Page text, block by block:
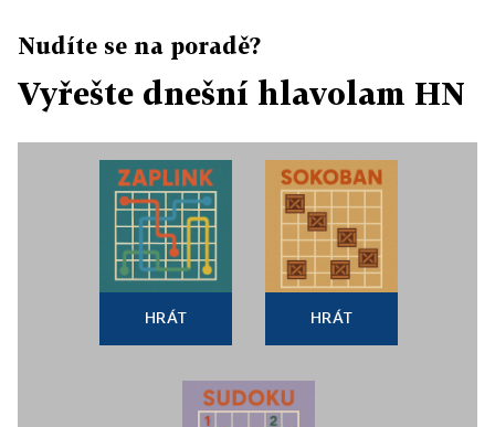
Nudíte se na poradě?
Vyřešte dnešní hlavolam HN
HRÁT HRÁT